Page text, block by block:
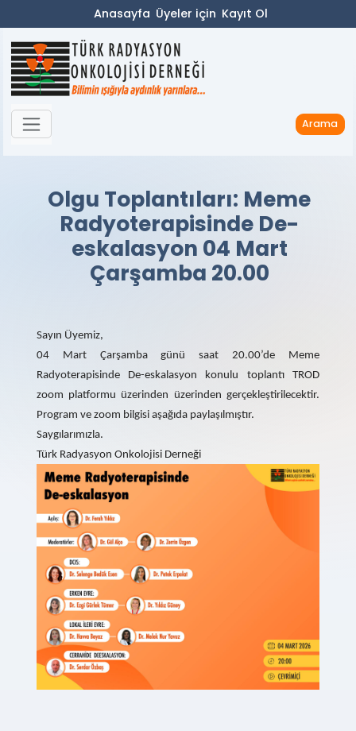
Anasayfa Üyeler için Kayıt Ol
Arama
Olgu Toplantıları: Meme
Radyoterapisinde De-
eskalasyon 04 Mart
Çarşamba 20.00
Sayın Üyemiz,
04 Mart Çarşamba günü saat 20.00’de Meme
Radyoterapisinde De-eskalasyon konulu toplantı TROD
zoom platformu üzerinden üzerinden gerçekleştirilecektir.
Program ve zoom bilgisi aşağıda paylaşılmıştır.
Saygılarımızla.
Türk Radyasyon Onkolojisi Derneği